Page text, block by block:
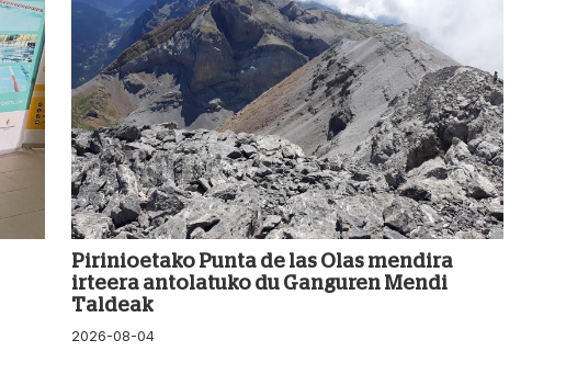
Pirinioetako Punta de las Olas mendira
irteera antolatuko du Ganguren Mendi
Taldeak
2026-08-04